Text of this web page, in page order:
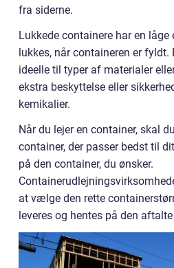
fra siderne.
Lukkede containere har en låge
lukkes, når containeren er fyldt.
ideelle til typer af materialer
ekstra beskyttelse eller
kemikalier.
Når du lejer en container, skal
container, der passer bedst til
på den container, du ønsker.
at vælge den rette
leveres og hentes på den